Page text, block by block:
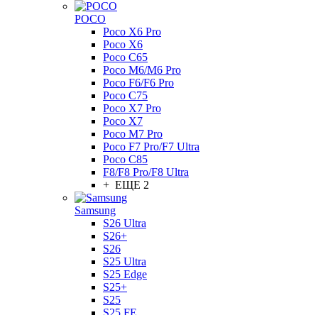
POCO
Poco X6 Pro
Poco X6
Poco C65
Poco M6/M6 Pro
Poco F6/F6 Pro
Poco C75
Poco X7 Pro
Poco X7
Poco M7 Pro
Poco F7 Pro/F7 Ultra
Poco C85
F8/F8 Pro/F8 Ultra
+ ЕЩЕ 2
Samsung
S26 Ultra
S26+
S26
S25 Ultra
S25 Edge
S25+
S25
S25 FE